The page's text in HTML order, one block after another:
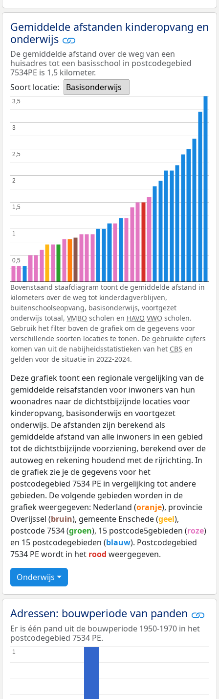
Gemiddelde afstanden kinderopvang en
onderwijs
De gemiddelde afstand over de weg van een
huisadres tot een basisschool in postcodegebied
7534PE is 1,5 kilometer.
Soort locatie:
Basisonderwijs
0,5
0,5
1
1
1,5
1,5
2
2
2,5
2,5
3
3
3,5
3,5
Bovenstaand staafdiagram toont de gemiddelde afstand in
kilometers over de weg tot kinderdagverblijven,
buitenschoolseopvang, basisonderwijs, voortgezet
onderwijs totaal, VMBO scholen en HAVO VWO scholen.
Gebruik het filter boven de grafiek om de gegevens voor
verschillende soorten locaties te tonen. De gebruikte cijfers
komen van uit de nabijheidsstatistieken van het CBS en
gelden voor de situatie in 2022-2024.
Deze grafiek toont een regionale vergelijking van de
gemiddelde reisafstanden voor inwoners van hun
woonadres naar de dichtstbijzijnde locaties voor
kinderopvang, basisonderwijs en voortgezet
onderwijs. De afstanden zijn berekend als
gemiddelde afstand van alle inwoners in een gebied
tot de dichtstbijzijnde voorziening, berekend over de
autoweg en rekening houdend met de rijrichting. In
de grafiek zie je de gegevens voor het
postcodegebied 7534 PE in vergelijking tot andere
gebieden. De volgende gebieden worden in de
grafiek weergegeven: Nederland (oranje), provincie
Overijssel (bruin), gemeente Enschede (geel),
postcode 7534 (groen), 15 postcode5gebieden (roze)
en 15 postcodegebieden (blauw). Postcodegebied
7534 PE wordt in het rood weergegeven.
Onderwijs
Adressen: bouwperiode van panden
Er is één pand uit de bouwperiode 1950-1970 in het
postcodegebied 7534 PE.
11